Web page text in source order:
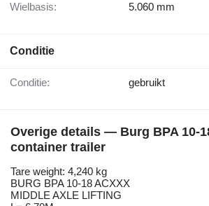
Wielbasis: 5.060 mm
Conditie
Conditie: gebruikt
Overige details — Burg BPA 10-
container trailer
Tare weight: 4,240 kg
BURG BPA 10-18 ACXXX
MIDDLE AXLE LIFTING